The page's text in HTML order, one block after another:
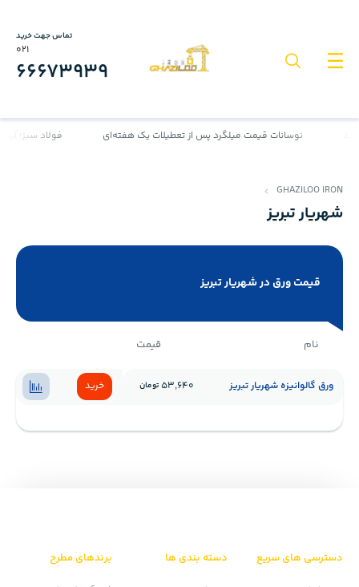
تماس جهت خرید
021
66673939
نوسانات قیمت میلگرد پس از تعطیلات یک هفته‌ای فولاد سبز؛
GHAZILOO IRON
شهریار تبریز
نام قیمت
ورق گالوانیزه شهریار تبریز 53,640تومان خرید
قیمت ورق در شهریار تبریز
دسترسی های سریع دسته بندی ها برندهای مطرح